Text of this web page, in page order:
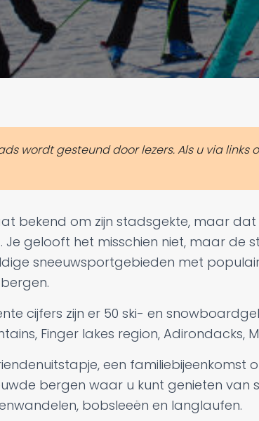
wordt gesteund door lezers. Als u via
bekend om zijn stadsgekte, maar
Je gelooft het misschien niet, maar de
sneeuwsportgebieden met
cijfers zijn er 50 ski- en
Finger lakes region, Adirondacks,
een familiebijeenkomst
bergen waar u kunt genieten van
bobsleeën en langlaufen.